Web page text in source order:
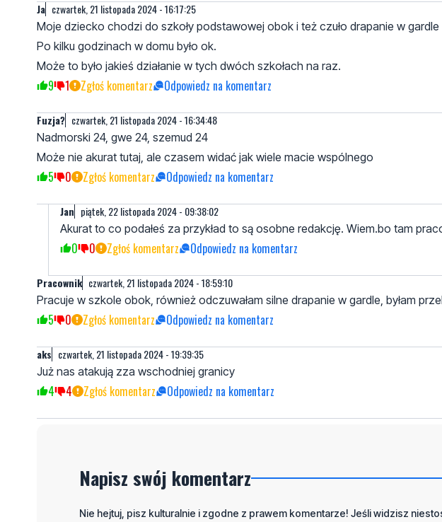
Ja czwartek, 21 listopada 2024 - 16:17:25
Moje dziecko chodzi do szkoły podstawowej obok i też czuło drapanie w
Po kilku godzinach w domu było ok.
Może to było jakieś działanie w tych dwóch szkołach na raz.
9 1 Zgłoś komentarz Odpowiedz na komentarz
Fuzja? czwartek, 21 listopada 2024 - 16:34:48
Nadmorski 24, gwe 24, szemud 24
Może nie akurat tutaj, ale czasem widać jak wiele macie wspólnego
5 0 Zgłoś komentarz Odpowiedz na komentarz
Jan piątek, 22 listopada 2024 - 09:38:02
Akurat to co podałeś za przykład to są osobne redakcję. Wiem.bo tam
0 0 Zgłoś komentarz Odpowiedz na komentarz
Pracownik czwartek, 21 listopada 2024 - 18:59:10
Pracuje w szkole obok, również odczuwałam silne drapanie w gardle, byłam
5 0 Zgłoś komentarz Odpowiedz na komentarz
aks czwartek, 21 listopada 2024 - 19:39:35
Już nas atakują zza wschodniej granicy
4 4 Zgłoś komentarz Odpowiedz na komentarz
Napisz swój komentarz
Nie hejtuj, pisz kulturalnie i zgodne z prawem komentarze! Jeśli widzisz